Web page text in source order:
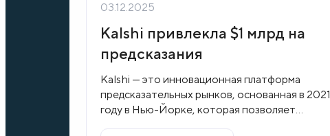
03.12.2025
Kalshi привлекла $1 млрд на
предсказания
Kalshi — это инновационная платформа
предсказательных рынков, основанная в 2021
году в Нью-Йорке, которая позволяет